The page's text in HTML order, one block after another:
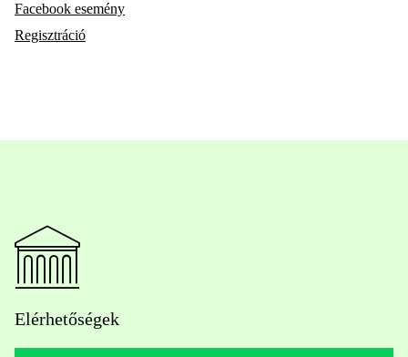
Facebook esemény
Regisztráció
Elérhetőségek